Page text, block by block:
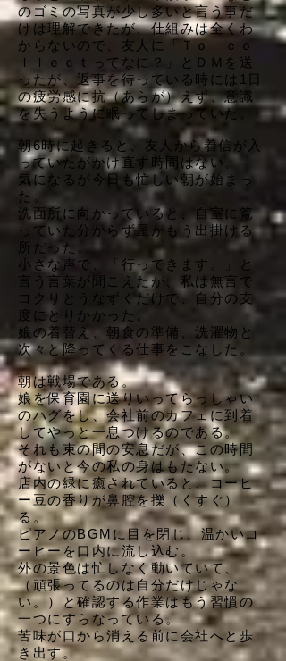
のゴミの写真が少し多いと言う事だ
けは理解できたが、仕組みは全くわ
からないので、友人に「Ｔｏ ｃｏ
ｌｌｅｃｔってなに？」とＤＭを送
ったが、返事を待っている時には1日
の疲労感に抗（あらが）えず、意識
を失うように眠ってしまっていた。
朝6時に起きると、友人から着信が入
っていたがかけ直す時間はない。
気になるが今日も忙しい朝が始まっ
た。
洗面所に向かっていると、自室に篭
っていた分からず屋がもう出掛ける
所だった。
小さな声で、「行ってきます。」と
言う言葉が聞こえたが、私は無言で
コクリとうなずくだけで、自分の支
度にとりかかった。
娘の着替え、朝食の準備、洗濯物と
次々と降ってくる仕事をこなした。
朝は戦場である。
娘を保育園に送りいってらっしゃい
のハグをし、会社前のカフェに到着
してやっと一息つけるのである。
それも束の間の安息だが、この時間
がないと今の私の身はもたない。
店内の緑に癒されていると、コーヒ
ー豆の香りが鼻腔を擽（くすぐ）
る。
ピアノのBGMに目を閉じ、温かいコ
ーヒーを口内に流し込む。
外の景色は忙しなく動いていて、
（頑張ってるのは自分だけじゃな
い。）と確認する作業はもう習慣の
一つにすらなっている。
苦味が口から消える前に会社へと歩
き出す。